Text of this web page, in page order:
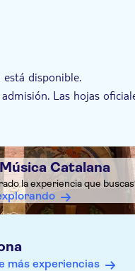
disponible.
Las hojas
de cualquier queja
en diferentes idiomas
audiodescripción
Catalana
la experiencia que
más experiencias